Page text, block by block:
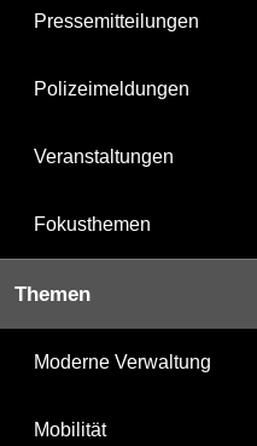
Pressemitteilungen
Polizeimeldungen
Veranstaltungen
Fokusthemen
Themen
Moderne Verwaltung
Mobilität